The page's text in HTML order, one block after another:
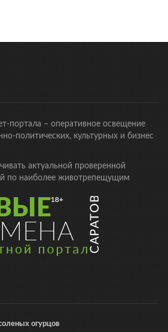
портала – оперативное освещение
политических, культурных и бизнес
актуальной проверенной
по наиболее животрепещущим
огурцов